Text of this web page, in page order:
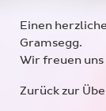
Einen
Gramsegg.
Wir freuen
Zurück zur